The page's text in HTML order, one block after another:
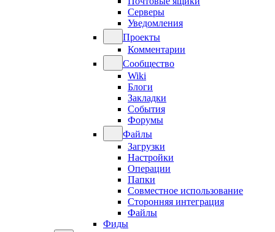
Серверы
Уведомления
Проекты
Комментарии
Сообщество
Wiki
Блоги
Закладки
События
Форумы
Файлы
Загрузки
Настройки
Операции
Папки
Совместное использование
Сторонняя интеграция
Файлы
Фиды